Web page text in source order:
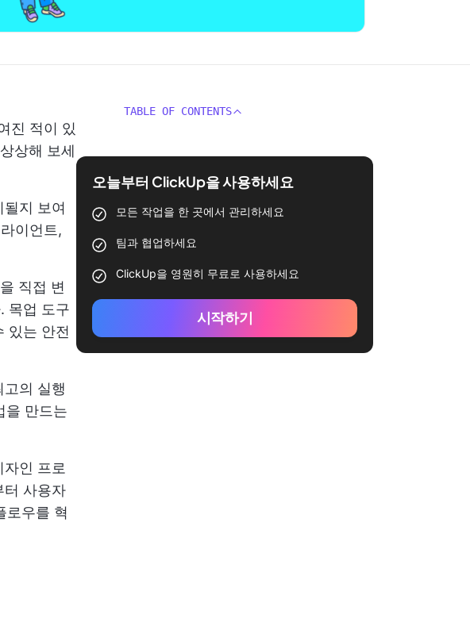
진 적이 있
상해 보세
지 보여
이언트,
직접 변
목업 도구
있는 안전
의 실행
을 만드는
자인 프로
터 사용자
로우를 혁
TABLE OF CONTENTS
오늘부터 ClickUp을 사용하세요
모든 작업을 한 곳에서 관리하세요
팀과 협업하세요
ClickUp을 영원히 무료로 사용하세요
시작하기